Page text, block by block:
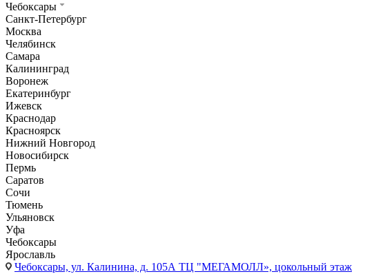
Чебоксары
Санкт-Петербург
Москва
Челябинск
Самара
Калининград
Воронеж
Екатеринбург
Ижевск
Краснодар
Красноярск
Нижний Новгород
Новосибирск
Пермь
Саратов
Сочи
Тюмень
Ульяновск
Уфа
Чебоксары
Ярославль
Чебоксары, ул. Калинина, д. 105А ТЦ "МЕГАМОЛЛ», цокольный этаж